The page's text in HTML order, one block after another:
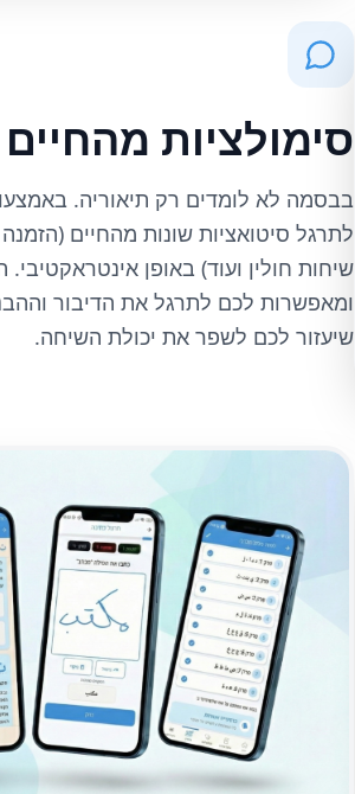
סימולציות
לתרגל סיטואציות שונות מהחיים
שיחות חולין ועוד) באופן
ומאפשרות לכם לתרגל את הדיבור
שיעזור לכם לשפר את יכולת השיחה.